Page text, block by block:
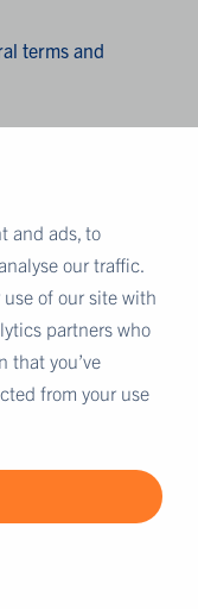
and ads, to
our traffic.
of our site with
partners who
that you’ve
from your use
terms and